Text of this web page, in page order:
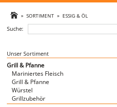
AKTIONEN
SORTIMENT
LOGIN
FAVORITEN
» SORTIMENT» ESSIG & ÖL
Suche:
Unser Sortiment
Grill & Pfanne
Mariniertes Fleisch
Grill & Pfanne
Würstel
Grillzubehör